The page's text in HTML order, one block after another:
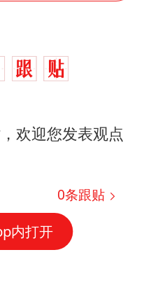
欢迎您发表观点
0条跟贴
内打开